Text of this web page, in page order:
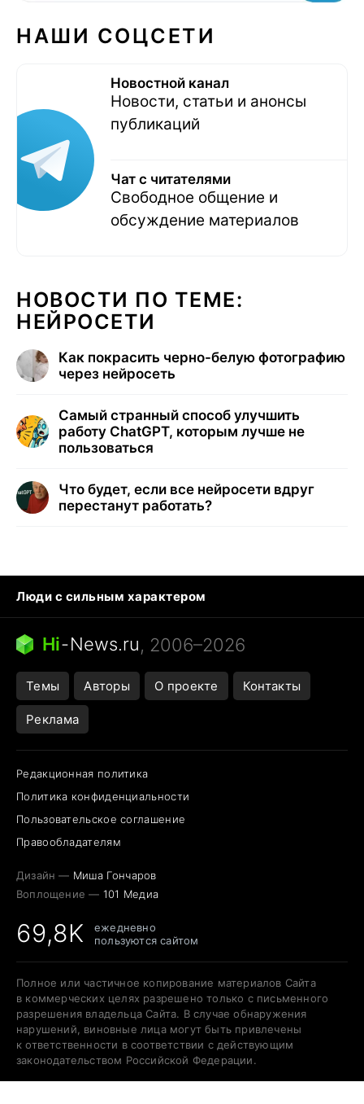
НАШИ СОЦСЕТИ
Новостной канал
Новости, статьи и анонсы
публикаций
Чат с читателями
Свободное общение и
обсуждение материалов
НОВОСТИ ПО ТЕМЕ:
НЕЙРОСЕТИ
Как покрасить черно-белую фотографию
через нейросеть
Самый странный способ улучшить
работу ChatGPT, которым лучше не
пользоваться
Что будет, если все нейросети вдруг
перестанут работать?
Люди с сильным характером
Кошка писает на кровать
Тунцы в океанариуме
Ядовитые пауки России
Города в ядерной войне
Открытие в Google Maps
Hi-News.ru, 2006–2026
Темы Авторы О проекте Контакты
Реклама
Редакционная политика
Политика конфиденциальности
Пользовательское соглашение
Правообладателям
Дизайн — Миша Гончаров
Воплощение — 101 Медиа
69,8K
ежедневно
пользуются сайтом
Полное или частичное копирование материалов Сайта
в коммерческих целях разрешено только с письменного
разрешения владельца Сайта. В случае обнаружения
нарушений, виновные лица могут быть привлечены
к ответственности в соответствии с действующим
законодательством Российской Федерации.